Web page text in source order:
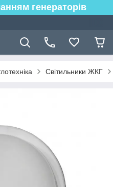
генераторів
Світильники ЖКГ